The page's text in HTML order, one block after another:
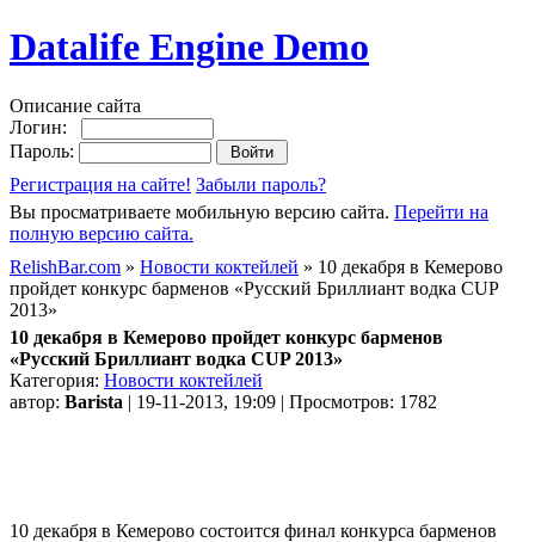
Datalife Engine Demo
Описание сайта
Логин:
Пароль:
Регистрация на сайте! Забыли пароль?
Вы просматриваете мобильную версию сайта. Перейти на
полную версию сайта.
RelishBar.com » Новости коктейлей » 10 декабря в Кемерово
пройдет конкурс барменов «Русский Бриллиант водка CUP
2013»
10 декабря в Кемерово пройдет конкурс барменов
«Русский Бриллиант водка CUP 2013»
Категория: Новости коктейлей
автор: Barista | 19-11-2013, 19:09 | Просмотров: 1782
10 декабря в Кемерово состоится финал конкурса барменов